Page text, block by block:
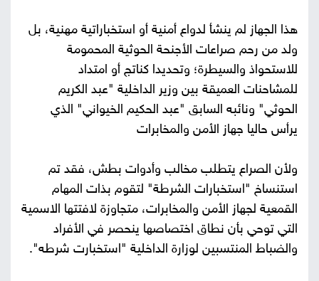
هذا الجهاز لم ينشأ لدواع أمنية أو استخباراتية مهنية، بل
ولد من رحم صراعات الأجنحة الحوثية المحمومة
للاستحواذ والسيطرة؛ وتحديدا كناتج أو امتداد
للمشاحنات العميقة بين وزير الداخلية "عبد الكريم
الحوثي" ونائبه السابق "عبد الحكيم الخيواني" الذي
يرأس حاليا جهاز الأمن والمخابرات
ولأن الصراع يتطلب مخالب وأدوات بطش، فقد تم
استنساخ "استخبارات الشرطة" لتقوم بذات المهام
القمعية لجهاز الأمن والمخابرات، متجاوزة لافتتها الاسمية
التي توحي بأن نطاق اختصاصها ينحصر في الأفراد
والضباط المنتسبين لوزارة الداخلية "استخبارت شرطه".